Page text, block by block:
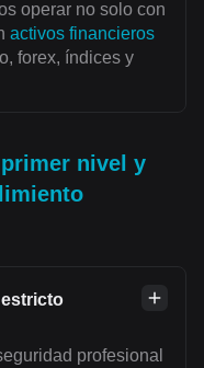
operar no solo con
activos financieros
forex, índices y
nivel y
profesional